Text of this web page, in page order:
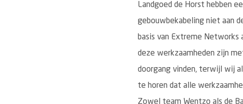
Landgoed de Horst hebben
gebouwbekabeling niet aan
basis van Extreme Networks
deze werkzaamheden zijn
doorgang vinden, terwijl wij
te horen dat alle
Zowel team Wentzo als de